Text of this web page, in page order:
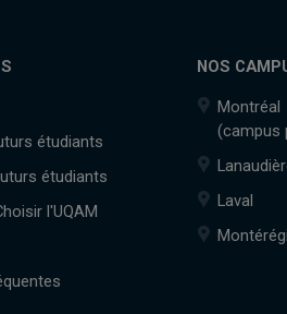
étudiants
étudiants
l'UQAM
NOS
Montréal
(campus
Laval